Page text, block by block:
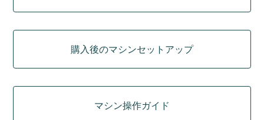
購入後のマシンセットアップ
マシン操作ガイド